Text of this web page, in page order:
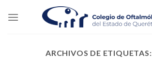
ARCHIVOS DE ETIQUETAS: